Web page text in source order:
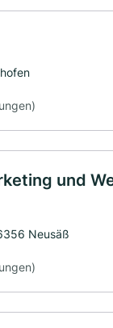
und
Neusäß